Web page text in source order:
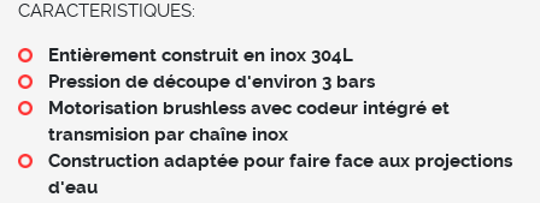
CARACTERISTIQUES:
Entièrement construit en inox 304L
Pression de découpe d'environ 3 bars
Motorisation brushless avec codeur intégré et
transmision par chaîne inox
Construction adaptée pour faire face aux projections
d'eau